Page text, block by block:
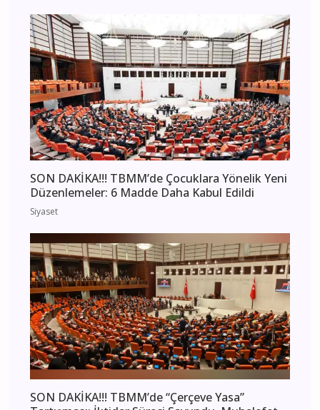
SON DAKİKA!!! TBMM’de Çocuklara Yönelik Yeni
Düzenlemeler: 6 Madde Daha Kabul Edildi
Siyaset
SON DAKİKA!!! TBMM’de “Çerçeve Yasa”